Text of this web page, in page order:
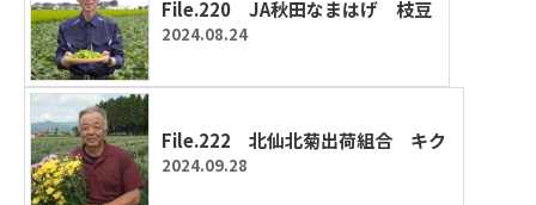
File.220 JA秋田なまはげ 枝豆
2024.08.24
File.222 北仙北菊出荷組合 キク
2024.09.28